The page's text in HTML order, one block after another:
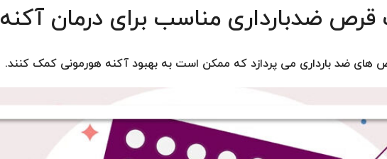
قرص ضدبارداری مناسب برای درمان آکنه
های ضد بارداری می پردازد که ممکن است به بهبود آکنه هورمونی کمک کنند.